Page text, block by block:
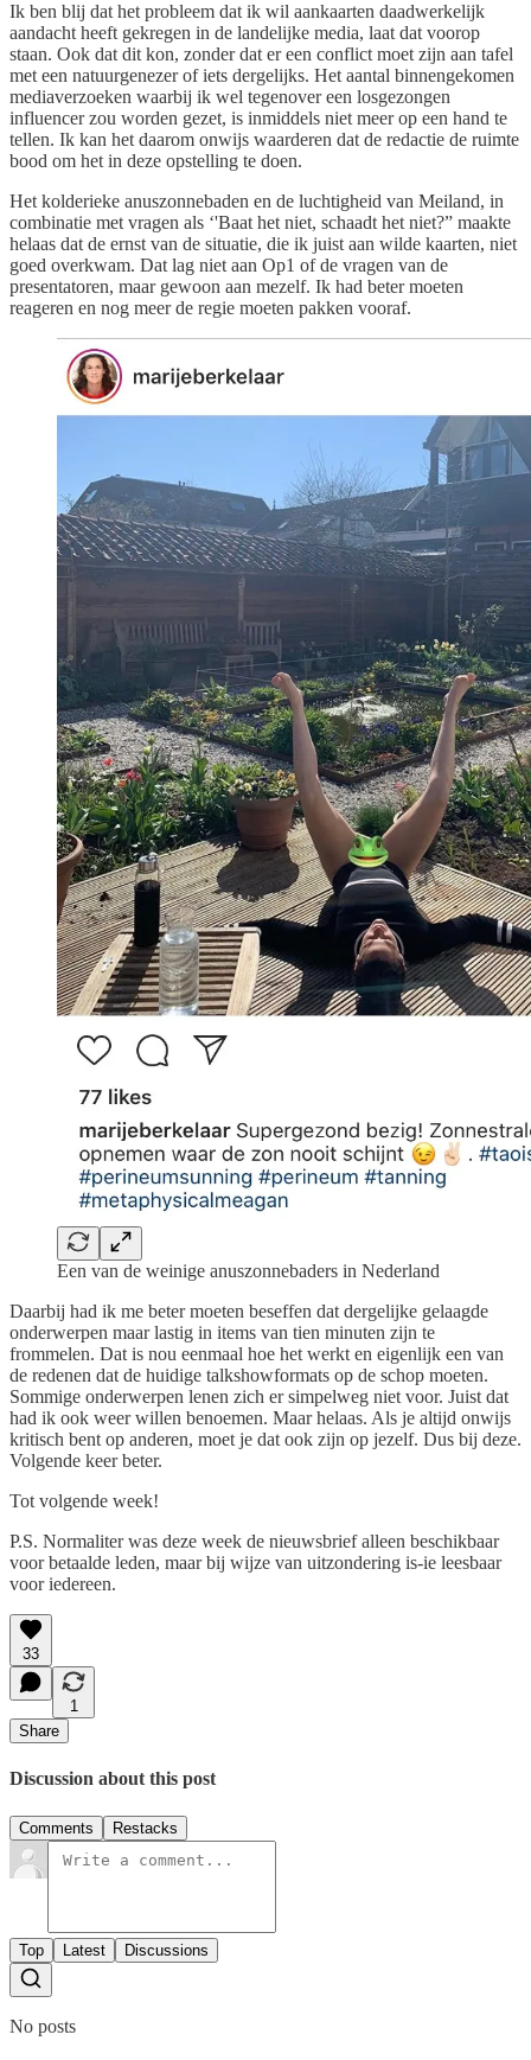
Ik ben blij dat het probleem dat ik wil aankaarten daadwerkelijk
aandacht heeft gekregen in de landelijke media, laat dat voorop
staan. Ook dat dit kon, zonder dat er een conflict moet zijn aan tafel
met een natuurgenezer of iets dergelijks. Het aantal binnengekomen
mediaverzoeken waarbij ik wel tegenover een losgezongen
influencer zou worden gezet, is inmiddels niet meer op een hand te
tellen. Ik kan het daarom onwijs waarderen dat de redactie de ruimte
bood om het in deze opstelling te doen.
Het kolderieke anuszonnebaden en de luchtigheid van Meiland, in
combinatie met vragen als ‘'Baat het niet, schaadt het niet?” maakte
helaas dat de ernst van de situatie, die ik juist aan wilde kaarten, niet
goed overkwam. Dat lag niet aan Op1 of de vragen van de
presentatoren, maar gewoon aan mezelf. Ik had beter moeten
reageren en nog meer de regie moeten pakken vooraf.
Een van de weinige anuszonnebaders in Nederland
Daarbij had ik me beter moeten beseffen dat dergelijke gelaagde
onderwerpen maar lastig in items van tien minuten zijn te
frommelen. Dat is nou eenmaal hoe het werkt en eigenlijk een van
de redenen dat de huidige talkshowformats op de schop moeten.
Sommige onderwerpen lenen zich er simpelweg niet voor. Juist dat
had ik ook weer willen benoemen. Maar helaas. Als je altijd onwijs
kritisch bent op anderen, moet je dat ook zijn op jezelf. Dus bij deze.
Volgende keer beter.
Tot volgende week!
P.S. Normaliter was deze week de nieuwsbrief alleen beschikbaar
voor betaalde leden, maar bij wijze van uitzondering is-ie leesbaar
voor iedereen.
33
1
Share
Discussion about this post
Comments Restacks
Top Latest Discussions
No posts